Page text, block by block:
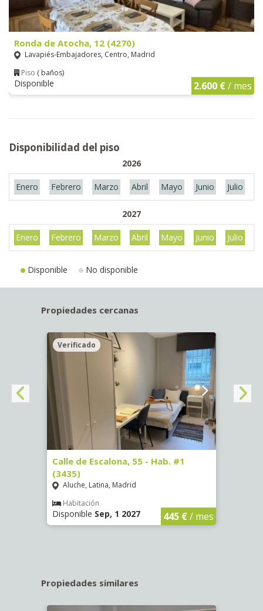
Ronda de Atocha, 12 (4270)
Lavapiés-Embajadores, Centro, Madrid
Piso ( baños)
Disponible 2.600 €/ mes
Disponibilidad del piso
2026
Enero Febrero Marzo Abril Mayo Junio Julio
2027
Enero Febrero Marzo Abril Mayo Junio Julio
Disponible No disponible
Propiedades cercanas
Verificado
Calle de Escalona, 55 - Hab. #1
(3435)
Aluche, Latina, Madrid
Habitación
Disponible Sep, 1 2027 445 €/ mes
Propiedades similares